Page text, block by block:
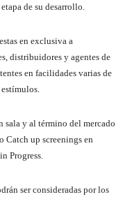
de su desarrollo.
en exclusiva a
distribuidores y agentes de
en facilidades varias de
sala y al término del mercado
Catch up screenings en
Progress.
ser consideradas por los